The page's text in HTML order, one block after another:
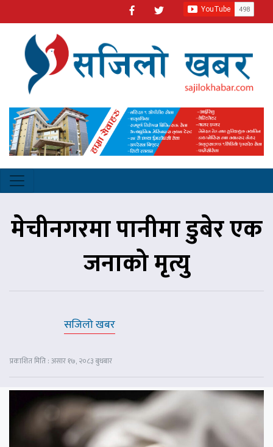
मेचीनगरमा पानीमा डुबेर एक
जनाको मृत्यु
सजिलो खबर
प्रकाशित मिति : असार १७, २०८३ बुधबार